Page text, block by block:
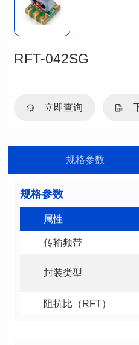
RFT-042SG
立即查询
规格参数
规格参数
属性
传输频带
封装类型
阻抗比（RFT）